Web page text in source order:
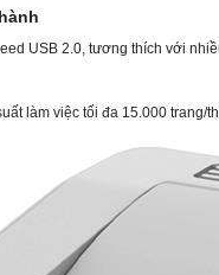
USB 2.0, tương thích với
làm việc tối đa 15.000